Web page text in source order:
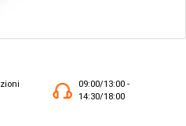
09:00/13:00 -
14:30/18:00